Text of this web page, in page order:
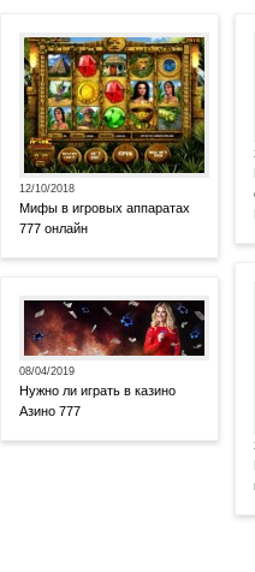
12/10/2018
Мифы в игровых аппаратах
777 онлайн
08/04/2019
Нужно ли играть в казино
Азино 777